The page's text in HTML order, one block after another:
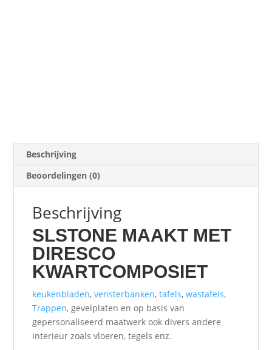
Beschrijving
Beoordelingen (0)
Beschrijving
SLSTONE MAAKT MET
DIRESCO
KWARTCOMPOSIET
keukenbladen,vensterbanken,tafels,wastafels,
Trappen, gevelplaten en op basis van
gepersonaliseerd maatwerk ook divers andere
interieur zoals vloeren, tegels enz.